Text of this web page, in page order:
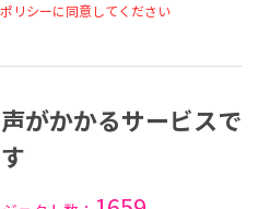
リシーに同意してください
がかかるサービスで
す